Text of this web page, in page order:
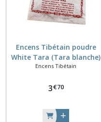
Encens Tibétain poudre
White Tara (Tara blanche)
Encens Tibétain
3€70